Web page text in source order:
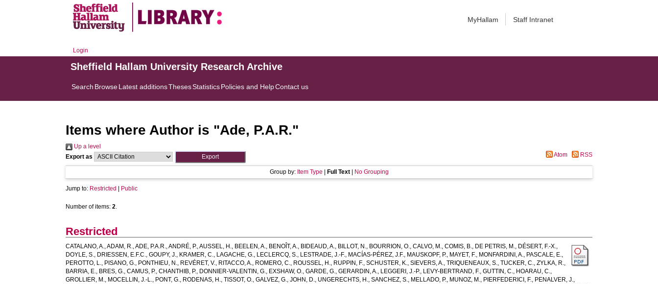
MyHallam Staff Intranet
Login
Sheffield Hallam University Research Archive
Search BrowseLatest additionsThesesStatisticsPolicies and HelpContact us
Items where Author is "Ade, P.A.R."
Up a level
Export as
Atom RSS
Group by: Item Type Full Text| No Grouping
Jump to: Restricted Public
Number of items:2.
Restricted
CATALANO, A.,ADAM, R.,ADE, P.A.R.,ANDRÉ, P.,AUSSEL, H., BEELEN, A., BENOÎT, A., BIDEAUD, A., BILLOT, N., BOURRION, O.,CALVO, M.,COMIS, B., DE PETRIS, M., DÉSERT, F.-X.,
DOYLE, S., DRIESSEN, E.F.C.,GOUPY, J., KRAMER, C., LAGACHE, G., LECLERCQ, S., LESTRADE, J.-F., MACÍAS-PÉREZ, J.F., MAUSKOPF, P., MAYET, F., MONFARDINI, A., PASCALE, E.,
PEROTTO, L., PISANO, G., PONTHIEU, N., REVÉRET, V., RITACCO, A., ROMERO, C., ROUSSEL, H., RUPPIN, F.,SCHUSTER, K.,SIEVERS, A.,TRIQUENEAUX, S.,TUCKER, C.,ZYLKA, R.,
BARRIA, E., BRES, G.,CAMUS, P.,CHANTHIB, P., DONNIER-VALENTIN, G., EXSHAW, O.,GARDE, G.,GERARDIN, A., LEGGERI, J.-P., LEVY-BERTRAND, F.,GUTTIN, C., HOARAU, C.,
GROLLIER, M., MOCELLIN, J.-L., PONT, G., RODENAS, H.,TISSOT, O.,GALVEZ, G.,JOHN, D., UNGERECHTS, H.,SANCHEZ, S., MELLADO, P., MUNOZ, M., PIERFEDERICI, F., PENALVER, J.,